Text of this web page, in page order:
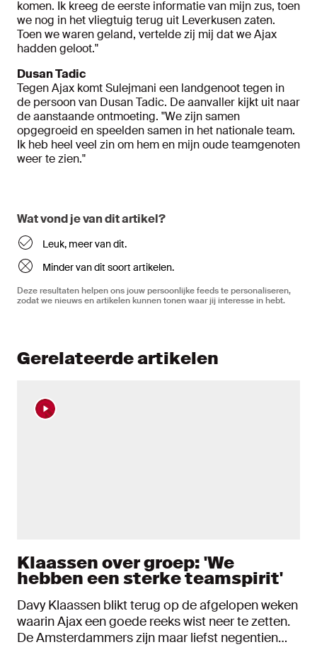
komen. Ik kreeg de eerste informatie van mijn zus, toen
we nog in het vliegtuig terug uit Leverkusen zaten.
Toen we waren geland, vertelde zij mij dat we Ajax
hadden geloot."
Dusan Tadic
Tegen Ajax komt Sulejmani een landgenoot tegen in
de persoon van Dusan Tadic. De aanvaller kijkt uit naar
de aanstaande ontmoeting. "We zijn samen
opgegroeid en speelden samen in het nationale team.
Ik heb heel veel zin om hem en mijn oude teamgenoten
weer te zien."
Wat vond je van dit artikel?
Leuk, meer van dit.
Minder van dit soort artikelen.
Deze resultaten helpen ons jouw persoonlijke feeds te personaliseren,
zodat we nieuws en artikelen kunnen tonen waar jij interesse in hebt.
Gerelateerde artikelen
Klaassen over groep: 'We
hebben een sterke teamspirit'
Davy Klaassen blikt terug op de afgelopen weken
waarin Ajax een goede reeks wist neer te zetten.
De Amsterdammers zijn maar liefst negentien